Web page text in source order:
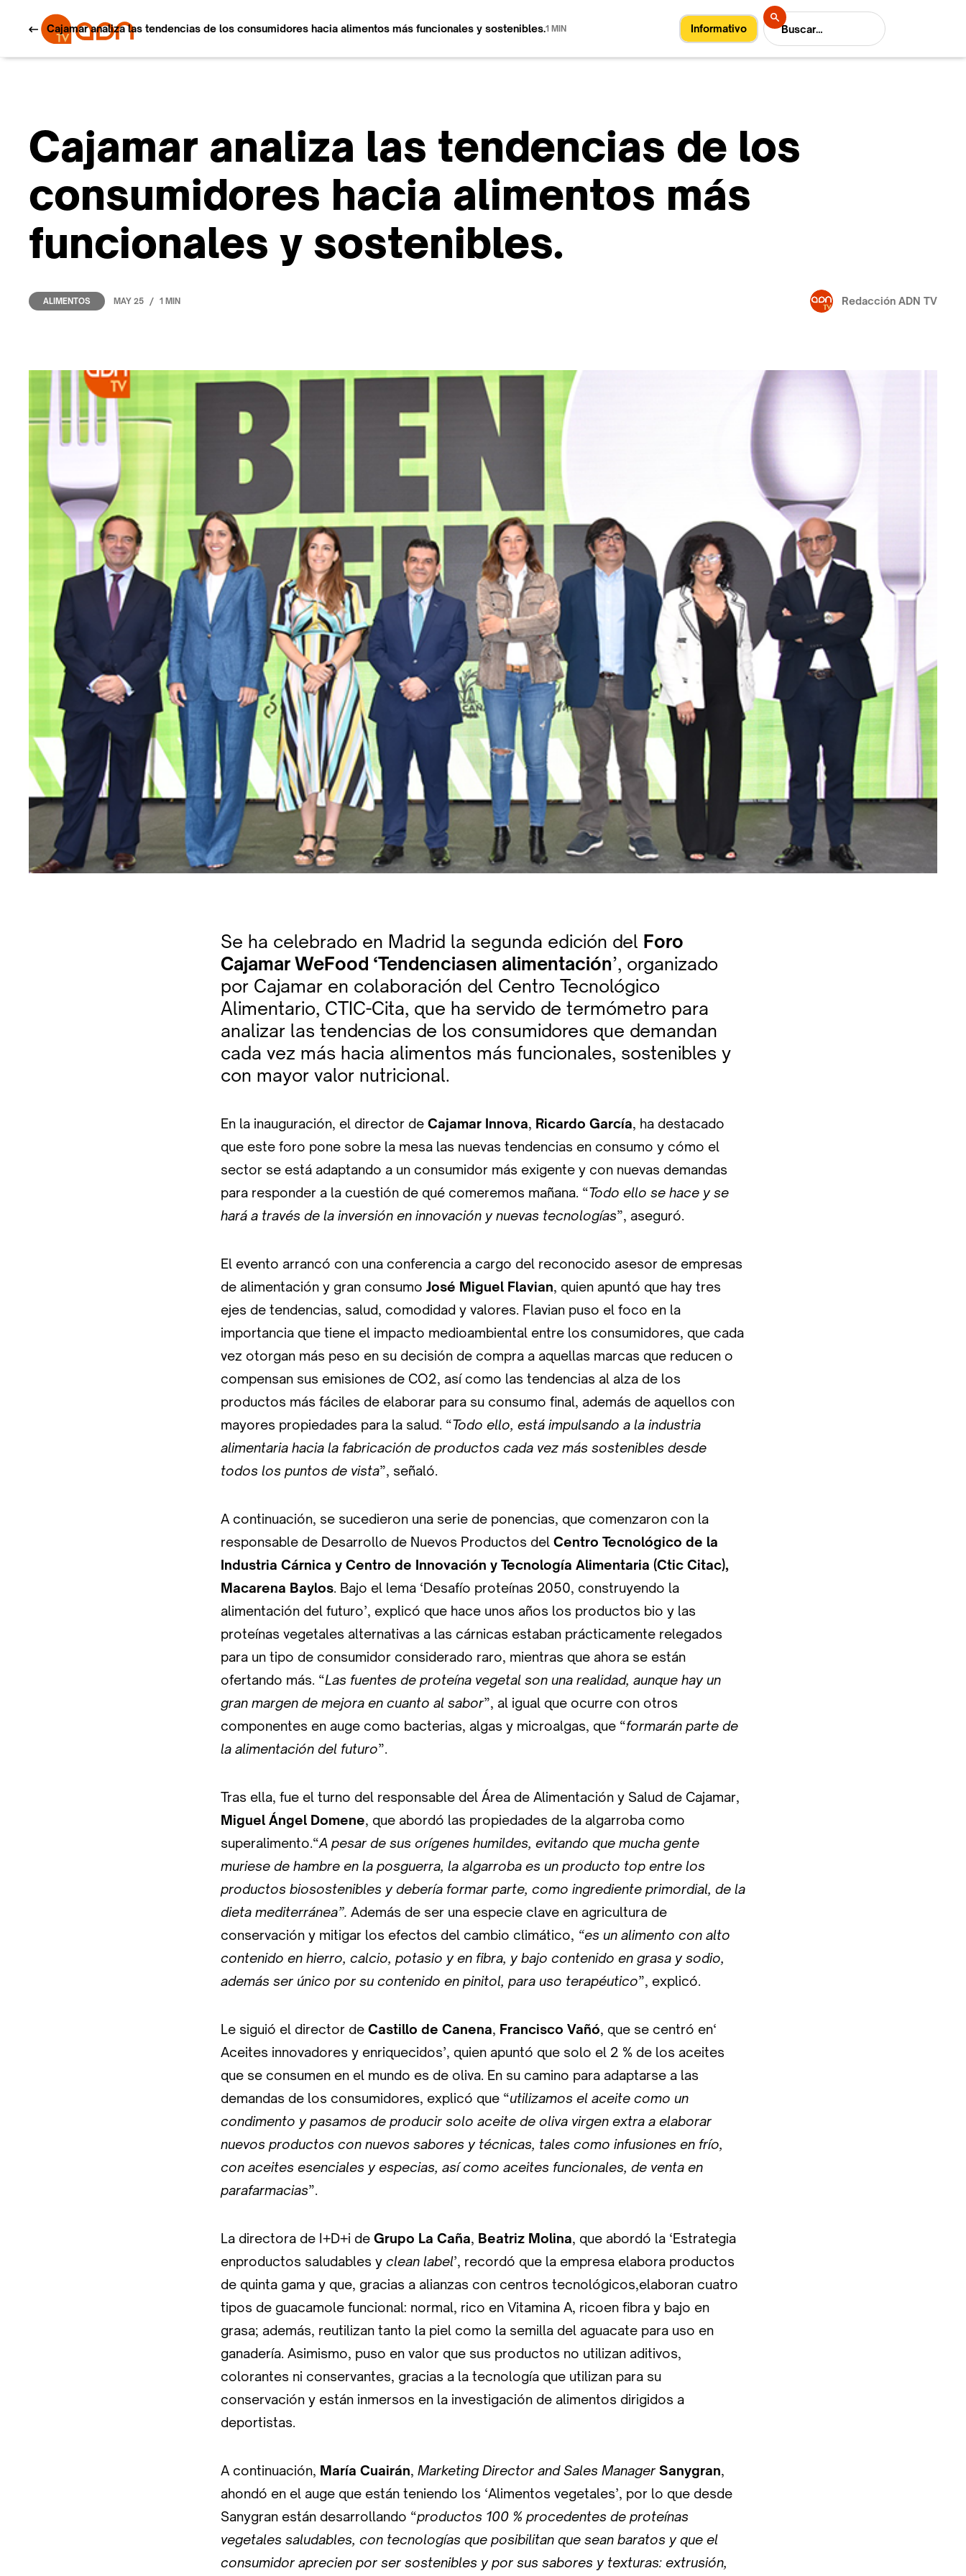
Informativo
Cajamar analiza las tendencias de los consumidores hacia alimentos más funcionales y sostenibles.1 MIN
Cajamar analiza las tendencias de los
consumidores hacia alimentos más
funcionales y sostenibles.
ALIMENTOS MAY 25 / 1 MIN Redacción ADN TV
Se ha celebrado en Madrid la segunda edición del Foro
Cajamar WeFood ‘Tendenciasen alimentación’, organizado
por Cajamar en colaboración del Centro Tecnológico
Alimentario, CTIC-Cita, que ha servido de termómetro para
analizar las tendencias de los consumidores que demandan
cada vez más hacia alimentos más funcionales, sostenibles y
con mayor valor nutricional.
En la inauguración, el director de Cajamar Innova, Ricardo García, ha destacado
que este foro pone sobre la mesa las nuevas tendencias en consumo y cómo el
sector se está adaptando a un consumidor más exigente y con nuevas demandas
para responder a la cuestión de qué comeremos mañana. “Todo ello se hace y se
hará a través de la inversión en innovación y nuevas tecnologías”, aseguró.
El evento arrancó con una conferencia a cargo del reconocido asesor de empresas
de alimentación y gran consumo José Miguel Flavian, quien apuntó que hay tres
ejes de tendencias, salud, comodidad y valores. Flavian puso el foco en la
importancia que tiene el impacto medioambiental entre los consumidores, que cada
vez otorgan más peso en su decisión de compra a aquellas marcas que reducen o
compensan sus emisiones de CO2, así como las tendencias al alza de los
productos más fáciles de elaborar para su consumo final, además de aquellos con
mayores propiedades para la salud. “Todo ello, está impulsando a la industria
alimentaria hacia la fabricación de productos cada vez más sostenibles desde
todos los puntos de vista”, señaló.
A continuación, se sucedieron una serie de ponencias, que comenzaron con la
responsable de Desarrollo de Nuevos Productos del Centro Tecnológico de la
Industria Cárnica y Centro de Innovación y Tecnología Alimentaria (Ctic Citac),
Macarena Baylos. Bajo el lema ‘Desafío proteínas 2050, construyendo la
alimentación del futuro’, explicó que hace unos años los productos bio y las
proteínas vegetales alternativas a las cárnicas estaban prácticamente relegados
para un tipo de consumidor considerado raro, mientras que ahora se están
ofertando más. “Las fuentes de proteína vegetal son una realidad, aunque hay un
gran margen de mejora en cuanto al sabor”, al igual que ocurre con otros
componentes en auge como bacterias, algas y microalgas, que “formarán parte de
la alimentación del futuro”.
Tras ella, fue el turno del responsable del Área de Alimentación y Salud de Cajamar,
Miguel Ángel Domene, que abordó las propiedades de la algarroba como
superalimento.“A pesar de sus orígenes humildes, evitando que mucha gente
muriese de hambre en la posguerra, la algarroba es un producto top entre los
productos biosostenibles y debería formar parte, como ingrediente primordial, de la
dieta mediterránea”. Además de ser una especie clave en agricultura de
conservación y mitigar los efectos del cambio climático, “es un alimento con alto
contenido en hierro, calcio, potasio y en fibra, y bajo contenido en grasa y sodio,
además ser único por su contenido en pinitol, para uso terapéutico”, explicó.
Le siguió el director de Castillo de Canena, Francisco Vañó, que se centró en‘
Aceites innovadores y enriquecidos’, quien apuntó que solo el 2 % de los aceites
que se consumen en el mundo es de oliva. En su camino para adaptarse a las
demandas de los consumidores, explicó que “utilizamos el aceite como un
condimento y pasamos de producir solo aceite de oliva virgen extra a elaborar
nuevos productos con nuevos sabores y técnicas, tales como infusiones en frío,
con aceites esenciales y especias, así como aceites funcionales, de venta en
parafarmacias”.
La directora de I+D+i de Grupo La Caña, Beatriz Molina, que abordó la ‘Estrategia
enproductos saludables y clean label’, recordó que la empresa elabora productos
de quinta gama y que, gracias a alianzas con centros tecnológicos,elaboran cuatro
tipos de guacamole funcional: normal, rico en Vitamina A, ricoen fibra y bajo en
grasa; además, reutilizan tanto la piel como la semilla del aguacate para uso en
ganadería. Asimismo, puso en valor que sus productos no utilizan aditivos,
colorantes ni conservantes, gracias a la tecnología que utilizan para su
conservación y están inmersos en la investigación de alimentos dirigidos a
deportistas.
A continuación, María Cuairán, Marketing Director and Sales Manager Sanygran,
ahondó en el auge que están teniendo los ‘Alimentos vegetales’, por lo que desde
Sanygran están desarrollando “productos 100 % procedentes de proteínas
vegetales saludables, con tecnologías que posibilitan que sean baratos y que el
consumidor aprecien por ser sostenibles y por sus sabores y texturas: extrusión,